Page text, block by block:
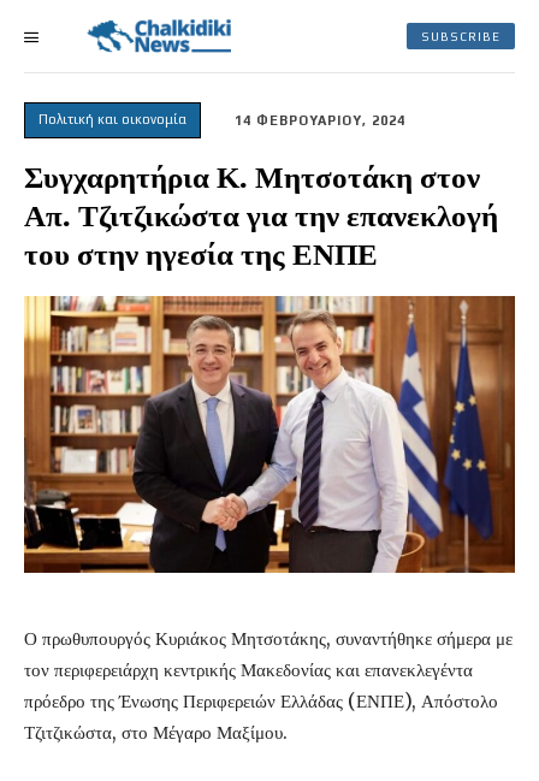
SUBSCRIBE
Πολιτική και οικονομία 14 ΦΕΒΡΟΥΑΡΙΟΥ, 2024
Συγχαρητήρια Κ. Μητσοτάκη στον
Απ. Τζιτζικώστα για την επανεκλογή
του στην ηγεσία της ΕΝΠΕ
Ο πρωθυπουργός Κυριάκος Μητσοτάκης, συναντήθηκε σήμερα με
τον περιφερειάρχη κεντρικής Μακεδονίας και επανεκλεγέντα
πρόεδρο της Ένωσης Περιφερειών Ελλάδας (ΕΝΠΕ), Απόστολο
Τζιτζικώστα, στο Μέγαρο Μαξίμου.